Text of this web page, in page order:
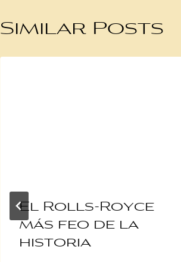
Similar Posts
El Rolls-Royce
más feo de la
historia